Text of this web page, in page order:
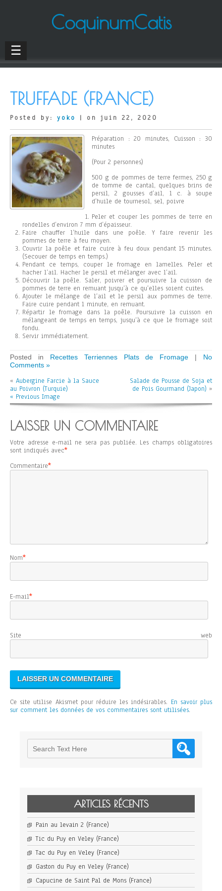
CoquinumCatis
☰
TRUFFADE (FRANCE)
Posted by: yoko | on juin 22, 2020
Préparation : 20 minutes, Cuisson : 30
minutes
(Pour 2 personnes)
500 g de pommes de terre fermes, 250 g
de tomme de cantal, quelques brins de
persil, 2 gousses d’ail, 1 c. à soupe
d’huile de tournesol, sel, poivre
Peler et couper les pommes de terre en
rondelles d’environ 7 mm d’épaisseur.
Faire chauffer l’huile dans une poêle. Y faire revenir les
pommes de terre à feu moyen.
Couvrir la poêle et faire cuire à feu doux pendant 15 minutes.
(Secouer de temps en temps.)
Pendant ce temps, couper le fromage en lamelles. Peler et
hacher l’ail. Hacher le persil et mélanger avec l’ail.
Découvrir la poêle. Saler, poivrer et poursuivre la cuisson de
pommes de terre en remuant jusqu’à ce qu’elles soient cuites.
Ajouter le mélange de l’ail et le persil aux pommes de terre.
Faire cuire pendant 1 minute, en remuant.
Répartir le fromage dans la poêle. Poursuivre la cuisson en
mélangeant de temps en temps, jusqu’à ce que le fromage soit
fondu.
Servir immédiatement.
Posted in Recettes Terriennes Plats de Fromage | No
Comments »
« Aubergine Farcie à la Sauce
au Poivron (Turquie)
Salade de Pousse de Soja et
de Pois Gourmand (Japon) »
« Previous Image
LAISSER UN COMMENTAIRE
Votre adresse e-mail ne sera pas publiée. Les champs obligatoires
sont indiqués avec*
Commentaire*
Nom*
E-mail*
Site web
Ce site utilise Akismet pour réduire les indésirables. En savoir plus
sur comment les données de vos commentaires sont utilisées.
ARTICLES RÉCENTS
Pain au levain 2 (France)
Tic du Puy en Veley (France)
Tac du Puy en Veley (France)
Gaston du Puy en Veley (France)
Capucine de Saint Pal de Mons (France)